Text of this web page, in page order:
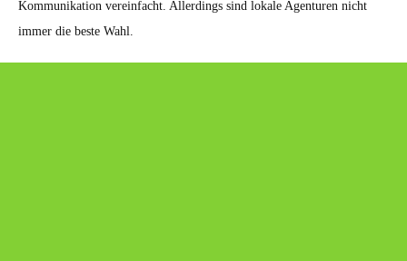
Kommunikation vereinfacht. Allerdings sind lokale Agenturen nicht
immer die beste Wahl.